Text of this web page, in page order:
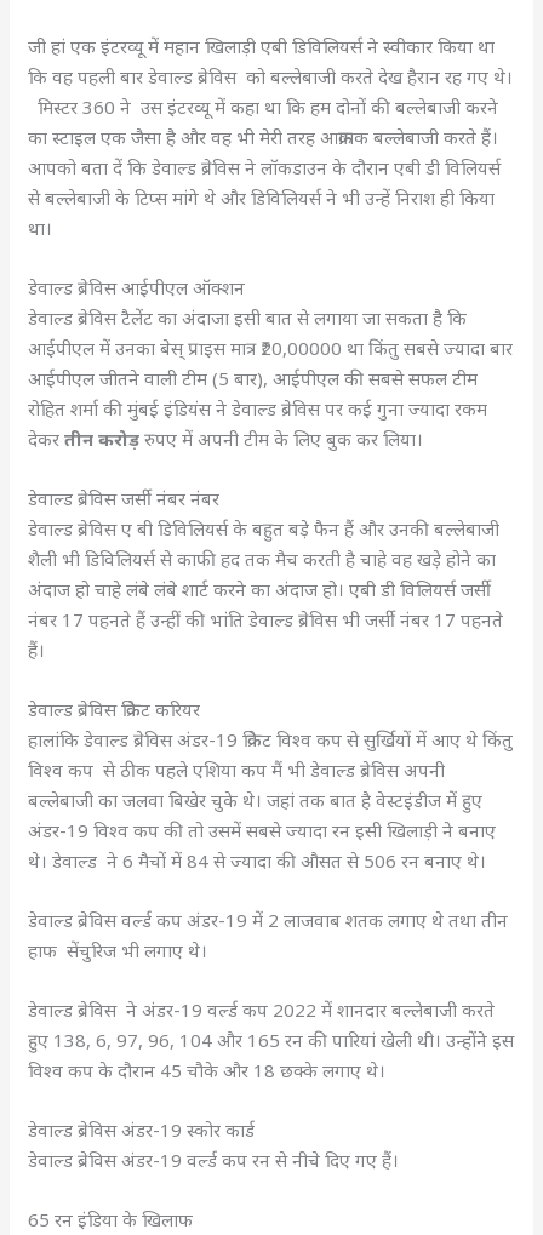
जी हां एक इंटरव्यू में महान खिलाड़ी एबी डिविलियर्स ने स्वीकार किया था
कि वह पहली बार डेवाल्ड ब्रेविस को बल्लेबाजी करते देख हैरान रह गए थे।
मिस्टर 360 ने उस इंटरव्यू में कहा था कि हम दोनों की बल्लेबाजी करने
का स्टाइल एक जैसा है और वह भी मेरी तरह आक्रामक बल्लेबाजी करते हैं।
आपको बता दें कि डेवाल्ड ब्रेविस ने लॉकडाउन के दौरान एबी डी विलियर्स
से बल्लेबाजी के टिप्स मांगे थे और डिविलियर्स ने भी उन्हें निराश ही किया
था।
डेवाल्ड ब्रेविस आईपीएल ऑक्शन
डेवाल्ड ब्रेविस टैलेंट का अंदाजा इसी बात से लगाया जा सकता है कि
आईपीएल में उनका बेस् प्राइस मात्र ₹20,00000 था किंतु सबसे ज्यादा बार
आईपीएल जीतने वाली टीम (5 बार), आईपीएल की सबसे सफल टीम
रोहित शर्मा की मुंबई इंडियंस ने डेवाल्ड ब्रेविस पर कई गुना ज्यादा रकम
देकरतीन करोड़रुपए में अपनी टीम के लिए बुक कर लिया।
डेवाल्ड ब्रेविस जर्सी नंबर नंबर
डेवाल्ड ब्रेविस ए बी डिविलियर्स के बहुत बड़े फैन हैं और उनकी बल्लेबाजी
शैली भी डिविलियर्स से काफी हद तक मैच करती है चाहे वह खड़े होने का
अंदाज हो चाहे लंबे लंबे शार्ट करने का अंदाज हो। एबी डी विलियर्स जर्सी
नंबर 17 पहनते हैं उन्हीं की भांति डेवाल्ड ब्रेविस भी जर्सी नंबर 17 पहनते
हैं।
डेवाल्ड ब्रेविस क्रिकेट करियर
हालांकि डेवाल्ड ब्रेविस अंडर-19 क्रिकेट विश्व कप से सुर्खियों में आए थे किंतु
विश्व कप से ठीक पहले एशिया कप मैं भी डेवाल्ड ब्रेविस अपनी
बल्लेबाजी का जलवा बिखेर चुके थे। जहां तक बात है वेस्टइंडीज में हुए
अंडर-19 विश्व कप की तो उसमें सबसे ज्यादा रन इसी खिलाड़ी ने बनाए
थे। डेवाल्ड ने 6 मैचों में 84 से ज्यादा की औसत से 506 रन बनाए थे।
डेवाल्ड ब्रेविस वर्ल्ड कप अंडर-19 में 2 लाजवाब शतक लगाए थे तथा तीन
हाफ सेंचुरिज भी लगाए थे।
डेवाल्ड ब्रेविस ने अंडर-19 वर्ल्ड कप 2022 में शानदार बल्लेबाजी करते
हुए 138, 6, 97, 96, 104 और 165 रन की पारियां खेली थी। उन्होंने इस
विश्व कप के दौरान 45 चौके और 18 छक्के लगाए थे।
डेवाल्ड ब्रेविस अंडर-19 स्कोर कार्ड
डेवाल्ड ब्रेविस अंडर-19 वर्ल्ड कप रन से नीचे दिए गए हैं।
65 रन इंडिया के खिलाफ